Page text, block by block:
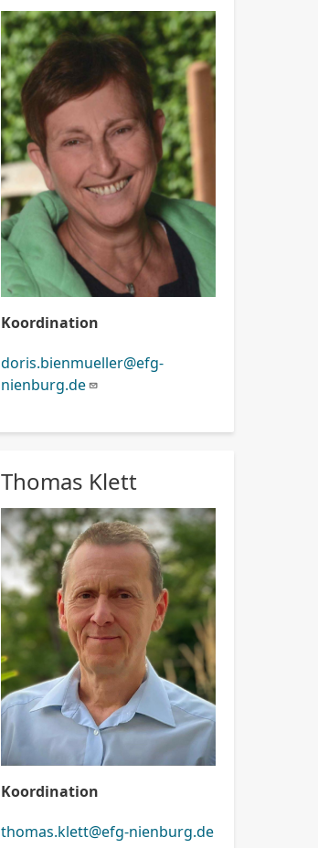
Koordination
doris.bienmueller@efg-
nienburg.de
Thomas Klett
Koordination
thomas.klett@efg-nienburg.de